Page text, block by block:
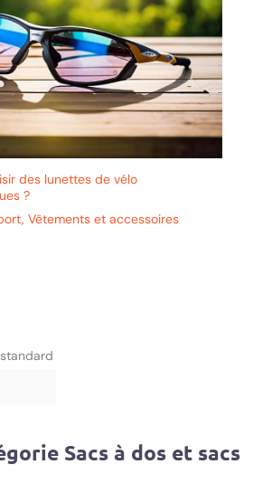
des lunettes de vélo
?
, Vêtements et accessoires
Sacs à dos et sacs